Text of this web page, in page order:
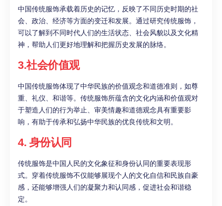
中国传统服饰承载着历史的记忆，反映了不同历史时期的社
会、政治、经济等方面的变迁和发展。通过研究传统服饰，
可以了解到不同时代人们的生活状态、社会风貌以及文化精
神，帮助人们更好地理解和把握历史发展的脉络。
3.社会价值观
中国传统服饰体现了中华民族的价值观念和道德准则，如尊
重、礼仪、和谐等。传统服饰所蕴含的文化内涵和价值观对
于塑造人们的行为举止、审美情趣和道德观念具有重要影
响，有助于传承和弘扬中华民族的优良传统和文明。
4. 身份认同
传统服饰是中国人民的文化象征和身份认同的重要表现形
式。穿着传统服饰不仅能够展现个人的文化自信和民族自豪
感，还能够增强人们的凝聚力和认同感，促进社会和谐稳
定。